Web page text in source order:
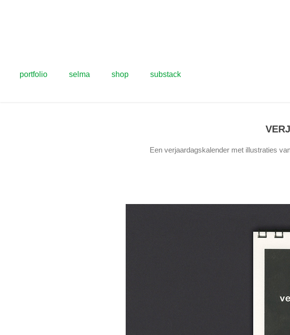
portfolio selma shop substack
Een verjaardagskalender met illustraties